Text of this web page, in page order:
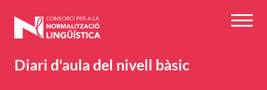
Diari d'aula del nivell bàsic